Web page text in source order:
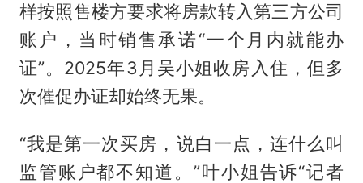
样按照售楼方要求将房款转入第三方公司
账户，当时销售承诺“一个月内就能办
证”。2025年3月吴小姐收房入住，但多
次催促办证却始终无果。
“我是第一次买房，说白一点，连什么叫
监管账户都不知道。”叶小姐告诉“记者